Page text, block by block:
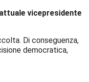
vicepresidente
Di conseguenza,
democratica,